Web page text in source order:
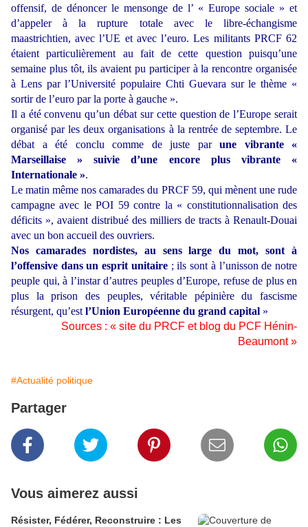
offensif, de dénoncer le mensonge de l’ « Europe sociale » et
d’appeler à la rupture totale avec le libre-échangisme
maastrichtien, avec l’UE et avec l’euro. Les militants PRCF 62
étaient particulièrement au fait de cette question puisqu’une
semaine plus tôt, ils avaient pu participer à la rencontre organisée
à Lens par l’Université populaire Chti Guevara sur le thème «
sortir de l’euro par la porte à gauche ».
Il a été convenu qu’un débat sur cette question de l’Europe serait
organisé par les deux organisations à la rentrée de septembre. Le
débat a été conclu comme de juste par une vibrante «
Marseillaise » suivie d’une encore plus vibrante «
Internationale ».
Le matin même nos camarades du PRCF 59, qui mènent une rude
campagne avec le POI 59 contre la « constitutionnalisation des
déficits », avaient distribué des milliers de tracts à Renault-Douai
avec un bon accueil des ouvriers.
Nos camarades nordistes, au sens large du mot, sont à
l’offensive dans un esprit unitaire; ils sont à l’unisson de notre
peuple qui, à l’instar d’autres peuples d’Europe, refuse de plus en
plus la prison des peuples, véritable pépinière du fascisme
résurgent, qu’est l’Union Européenne du grand capital »
Sources : « site du PRCF et blog du PCF Hénin-
Beaumont »
#Actualité politique
Partager
Vous aimerez aussi
Résister, Fédérer, Reconstruire : Les